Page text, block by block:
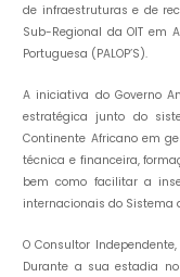
de infraestruturas e de
Sub-Regional da OIT em
Portuguesa (PALOP’S).
A iniciativa do Governo
estratégica junto do
Continente Africano em
técnica e financeira,
bem como facilitar a
internacionais do Sistema
O Consultor
Durante a sua estadia